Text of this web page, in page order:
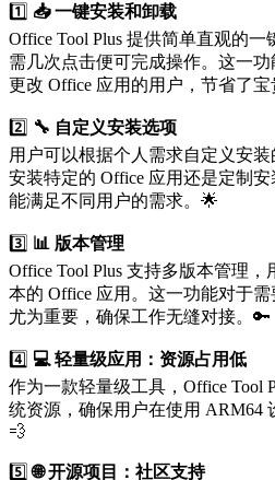
1️⃣ 📥 一键安装和卸载
Office Tool Plus 提供简单直观的
需几次点击便可完成操作。这一
更改 Office 应用的用户，节省了
2️⃣ 🔧 自定义安装选项
用户可以根据个人需求自定义安
安装特定的 Office 应用还是定制安
能满足不同用户的需求。🌟
3️⃣ 📊 版本管理
Office Tool Plus 支持多版本管理
本的 Office 应用。这一功能对于
尤为重要，确保工作无缝对接。🔑
4️⃣ 💻 轻量级应用：资源占用低
作为一款轻量级工具，Office Tool
统资源，确保用户在使用 ARM64
💨
5️⃣🌐 开源项目：社区支持